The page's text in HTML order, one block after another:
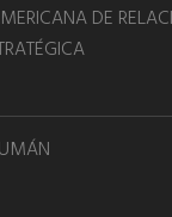
DE